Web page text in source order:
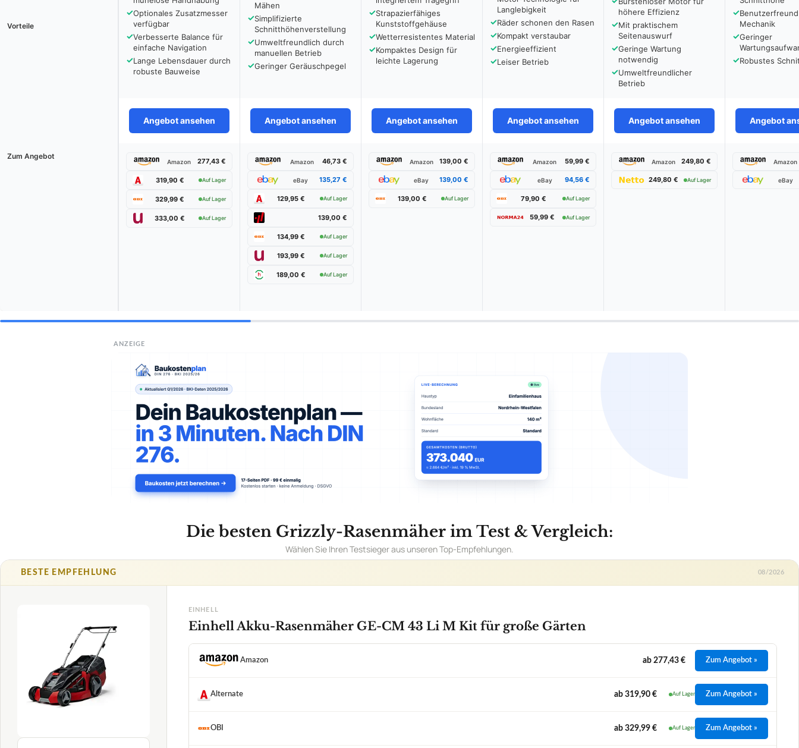
Vorteile
✓Optionales Zusatzmesser
verfügbar
✓Verbesserte Balance für
einfache Navigation
✓Lange Lebensdauer durch
robuste Bauweise
Mähen
✓Simplifizierte
Schnitthöhenverstellung
✓Umweltfreundlich durch
manuellen Betrieb
✓Geringer Geräuschpegel
✓Strapazierfähiges
Kunststoffgehäuse
✓Wetterresistentes Material
✓Kompaktes Design für
leichte Lagerung
Langlebigkeit
✓Räder schonen den Rasen
✓Kompakt verstaubar
✓Energieeffizient
✓Leiser Betrieb
höhere Effizienz
✓Mit praktischem
Seitenauswurf
✓Geringe Wartung
notwendig
✓Umweltfreundlicher
Betrieb
✓
Mechanik
✓Geringer
✓Robustes
Angebot ansehen Angebot ansehen Angebot ansehen Angebot ansehen Angebot ansehen Angebot
Zum Angebot
Amazon 277,43 €
319,90 € Auf Lager
329,99 € Auf Lager
333,00 € Auf Lager
Amazon 46,73 €
eBay 135,27 €
129,95 € Auf Lager
139,00 €
134,99 € Auf Lager
193,99 € Auf Lager
189,00 € Auf Lager
Amazon 139,00 €
eBay 139,00 €
139,00 € Auf Lager
Amazon 59,99 €
eBay 94,56 €
79,90 € Auf Lager
59,99 € Auf Lager
Amazon 249,80 €
249,80 € Auf Lager
Amazon
eBay
ANZEIGE
Die besten Grizzly-Rasenmäher im Test & Vergleich:
Wählen Sie Ihren Testsieger aus unseren Top-Empfehlungen.
SEHR GUT
Grizzly-Rasenmäher 08/2026
★★★★★
Einhell Akku-Rasenmäher GE-CM 43 Li M Kit für große Gärten
Universal Versand
niedrige Lautstärke
Elektro-Rasenmäher 1,6 PS | 1.200
Watt
VORTEILE